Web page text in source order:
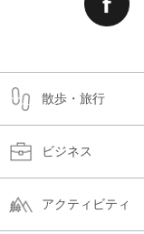
散歩・旅行
ビジネス
アクティビティ